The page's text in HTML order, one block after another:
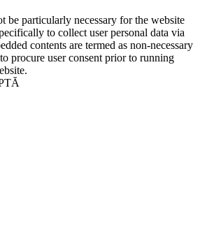
be particularly necessary for the website
to collect user personal data via
contents are termed as non-necessary
procure user consent prior to running